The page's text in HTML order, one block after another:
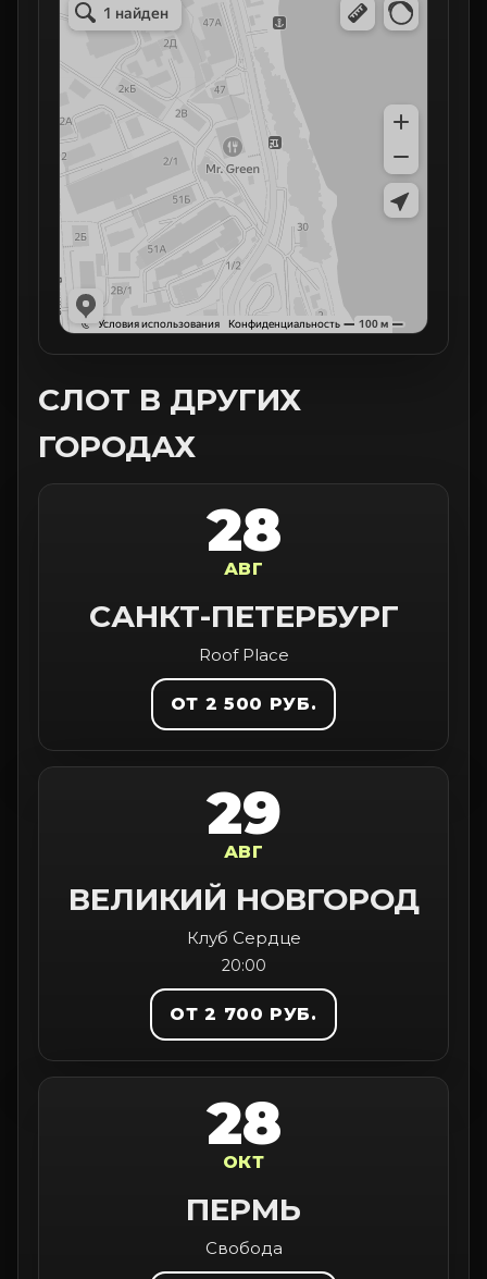
СЛОТ В ДРУГИХ
ГОРОДАХ
28
АВГ
САНКТ-ПЕТЕРБУРГ
Roof Place
ОТ 2 500 РУБ.
29
АВГ
ВЕЛИКИЙ НОВГОРОД
Клуб Сердце
20:00
ОТ 2 700 РУБ.
28
ОКТ
ПЕРМЬ
Свобода